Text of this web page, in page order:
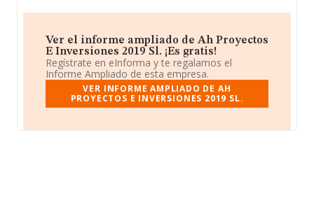
Ver el informe ampliado de Ah Proyectos
E Inversiones 2019 Sl. ¡Es gratis!
Regístrate en eInforma y te regalamos el
Informe Ampliado de esta empresa.
VER INFORME AMPLIADO DE AH
PROYECTOS E INVERSIONES 2019 SL.